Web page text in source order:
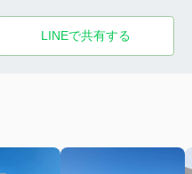
LINEで共有する